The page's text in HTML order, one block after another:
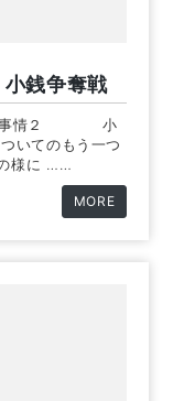
銭争奪戦
貨事情２ 小
いてのもう一つ
様に ……
MORE